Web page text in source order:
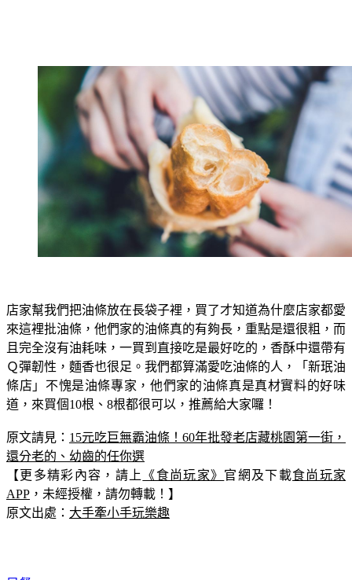
店家幫我們把油條放在長袋子裡，買了才知道為什麼店家都愛
來這裡批油條，他們家的油條真的有夠長，重點是還很粗，而
且完全沒有油耗味，一買到直接吃是最好吃的，香酥中還帶有
Ｑ彈韌性，麵香也很足。我們都算滿愛吃油條的人，「新珉油
條店」不愧是油條專家，他們家的油條真是真材實料的好味
道，來買個10根、8根都很可以，推薦給大家囉！
原文請見： 15元吃巨無霸油條！60年批發老店藏桃園第一街，
還分老的、幼齒的任你選
【更多精彩內容，請上
《食尚玩家》 官網及下載食尚玩家
APP ，未經授權，請勿轉載！】
原文出處： 大手牽小手玩樂趣